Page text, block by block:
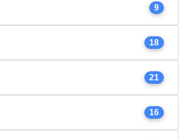
9
18
21
16